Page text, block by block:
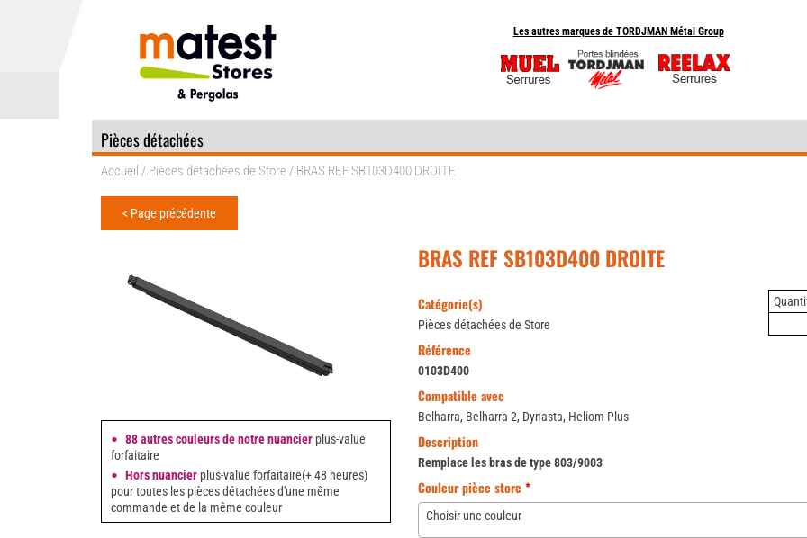
Les autres marques de TORDJMAN Métal Group
Pièces détachées
Accueil / Pièces détachées de Store / BRAS REF SB103D400 DROITE
< Page précédente
88 autres couleurs de notre nuancier plus-value
forfaitaire
Hors nuancier plus-value forfaitaire(+ 48 heures)
pour toutes les pièces détachées d'une même
commande et de la même couleur
BRAS REF SB103D400 DROITE
Catégorie(s)
Pièces détachées de Store
Référence
0103D400
Compatible avec
Belharra, Belharra 2, Dynasta, Heliom Plus
Description
Remplace les bras de type 803/9003
Couleur pièce store *
Choisir une couleur